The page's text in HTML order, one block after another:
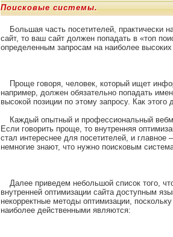
Поисковые системы.
Большая часть посетителей, практически
сайт, то ваш сайт должен попадать в «топ
определенным запросам на наиболее
Проще говоря, человек, который ищет
например, должен обязательно попадать
высокой позиции по этому запросу. Как этого
Каждый опытный и профессиональный
Если говорить проще, то внутренняя
стал интереснее для посетителей, и
немногие знают, что нужно поисковым
Далее приведем небольшой список того,
внутренней оптимизации сайта доступным
некорректные методы оптимизации,
наиболее действенными являются: